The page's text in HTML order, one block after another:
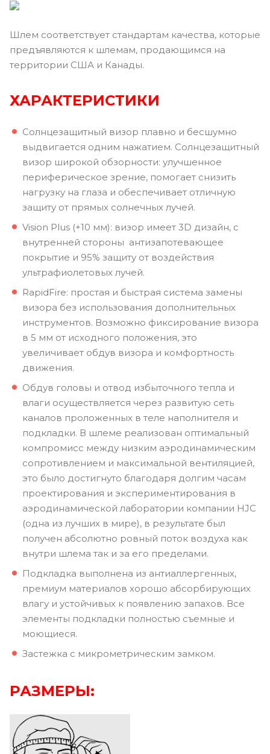
Шлем соответствует стандартам качества, которые
предъявляются к шлемам, продающимся на
территории США и Канады.
ХАРАКТЕРИСТИКИ
Солнцезащитный визор плавно и бесшумно
выдвигается одним нажатием. Солнцезащитный
визор широкой обзорности: улучшенное
периферическое зрение, помогает снизить
нагрузку на глаза и обеспечивает отличную
защиту от прямых солнечных лучей.
Vision Plus (+10 мм): визор имеет 3D дизайн, с
внутренней стороны антизапотевающее
покрытие и 95% защиту от воздействия
ультрафиолетовых лучей.
RapidFire: простая и быстрая система замены
визора без использования дополнительных
инструментов. Возможно фиксирование визора
в 5 мм от исходного положения, это
увеличивает обдув визора и комфортность
движения.
Обдув головы и отвод избыточного тепла и
влаги осуществляется через развитую сеть
каналов проложенных в теле наполнителя и
подкладки. В шлеме реализован оптимальный
компромисс между низким аэродинамическим
сопротивлением и максимальной вентиляцией,
это было достигнуто благодаря долгим часам
проектирования и экспериментирования в
аэродинамической лаборатории компании HJC
(одна из лучших в мире), в результате был
получен абсолютно ровный поток воздуха как
внутри шлема так и за его пределами.
Подкладка выполнена из антиаллергенных,
премиум материалов хорошо абсорбирующих
влагу и устойчивых к появлению запахов. Все
элементы подкладки полностью съемные и
моющиеся.
Застежка с микрометрическим замком.
РАЗМЕРЫ: